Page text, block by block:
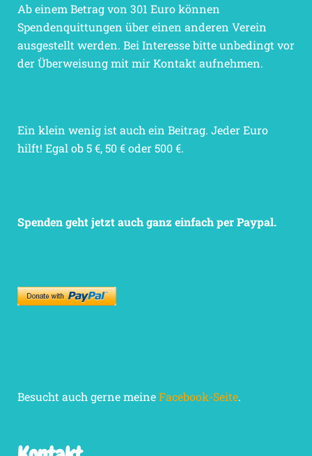
Ab einem Betrag von 301 Euro können
Spendenquittungen über einen anderen Verein
ausgestellt werden. Bei Interesse bitte unbedingt vor
der Überweisung mit mir Kontakt aufnehmen.
Ein klein wenig ist auch ein Beitrag. Jeder Euro
hilft! Egal ob 5 €, 50 € oder 500 €.
Spenden geht jetzt auch ganz einfach per Paypal.
Besucht auch gerne meineFacebook-Seite.